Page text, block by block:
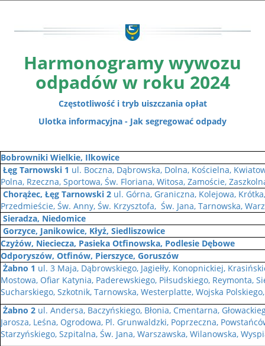
Harmonogramy wywozu
odpadów w roku 2024
Częstotliwość i tryb uiszczania opłat
Ulotka informacyjna - Jak segregować odpady
Bobrowniki Wielkie, Ilkowice
Łęg Tarnowski 1 ul. Boczna, Dąbrowska, Dolna, Kościelna,
Polna, Rzeczna, Sportowa, Św. Floriana, Witosa, Zamoście,
Chorążec, Łęg Tarnowski 2 ul. Górna, Graniczna, Kolejowa,
Przedmieście, Św. Anny, Św. Krzysztofa, Św. Jana, Tarnowska,
Sieradza, Niedomice
Gorzyce, Janikowice, Kłyż, Siedliszowice
Czyżów, Nieciecza, Pasieka Otfinowska, Podlesie Dębowe
Odporyszów, Otfinów, Pierszyce, Goruszów
Żabno 1 ul. 3 Maja, Dąbrowskiego, Jagiełły, Konopnickiej,
Mostowa, Ofiar Katynia, Paderewskiego, Piłsudskiego, Reymonta,
Sucharskiego, Szkotnik, Tarnowska, Westerplatte, Wojska
Żabno 2 ul. Andersa, Baczyńskiego, Błonia, Cmentarna,
Jarosza, Leśna, Ogrodowa, Pl. Grunwaldzki, Poprzeczna,
Starzyńskiego, Szpitalna, Św. Jana, Warszawska, Wilanowska,